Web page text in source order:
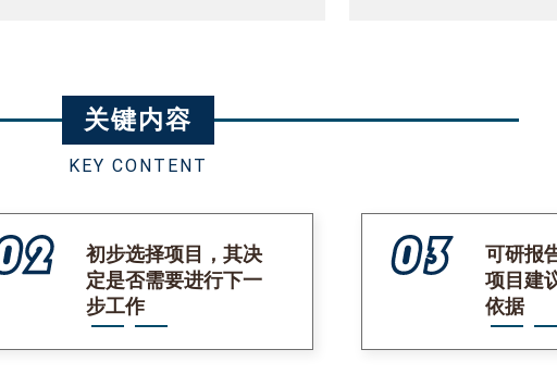
关键内容
KEY CONTENT
初步选择项目，其决
定是否需要进行下一
步工作
可研报
项目建
依据